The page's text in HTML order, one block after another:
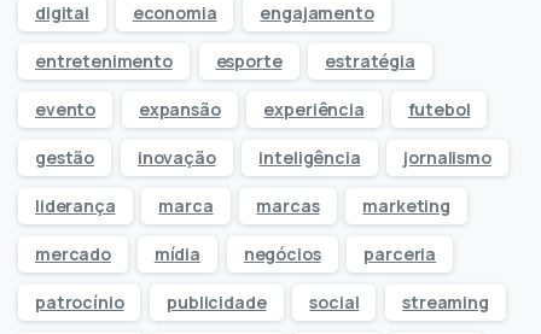
digital economia engajamento
entretenimento esporte estratégia
evento expansão experiência futebol
gestão inovação inteligência jornalismo
liderança marca marcas marketing
mercado mídia negócios parceria
patrocínio publicidade social streaming